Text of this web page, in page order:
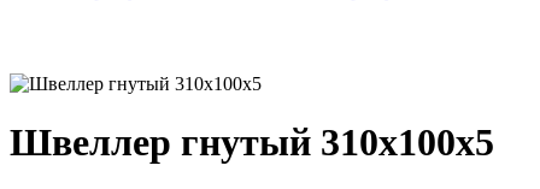
Швеллер гнутый 310х100х5